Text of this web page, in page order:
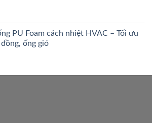
PU Foam cách nhiệt HVAC – Tối ưu
ống gió